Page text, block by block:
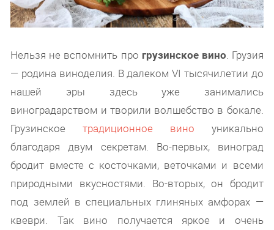
Нельзя не вспомнить про грузинское вино. Грузия
— родина виноделия. В далеком VI тысячилетии до
нашей эры здесь уже занимались
виноградарством и творили волшебство в бокале.
Грузинскоетрадиционное вино уникально
благодаря двум секретам. Во-первых, виноград
бродит вместе с косточками, веточками и всеми
природными вкусностями. Во-вторых, он бродит
под землей в специальных глиняных амфорах —
квеври. Так вино получается яркое и очень